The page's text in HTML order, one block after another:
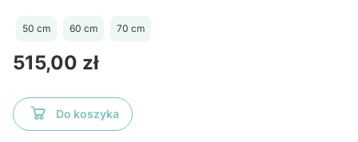
50 cm 60 cm 70 cm
Cena
515,00 zł
Do koszyka